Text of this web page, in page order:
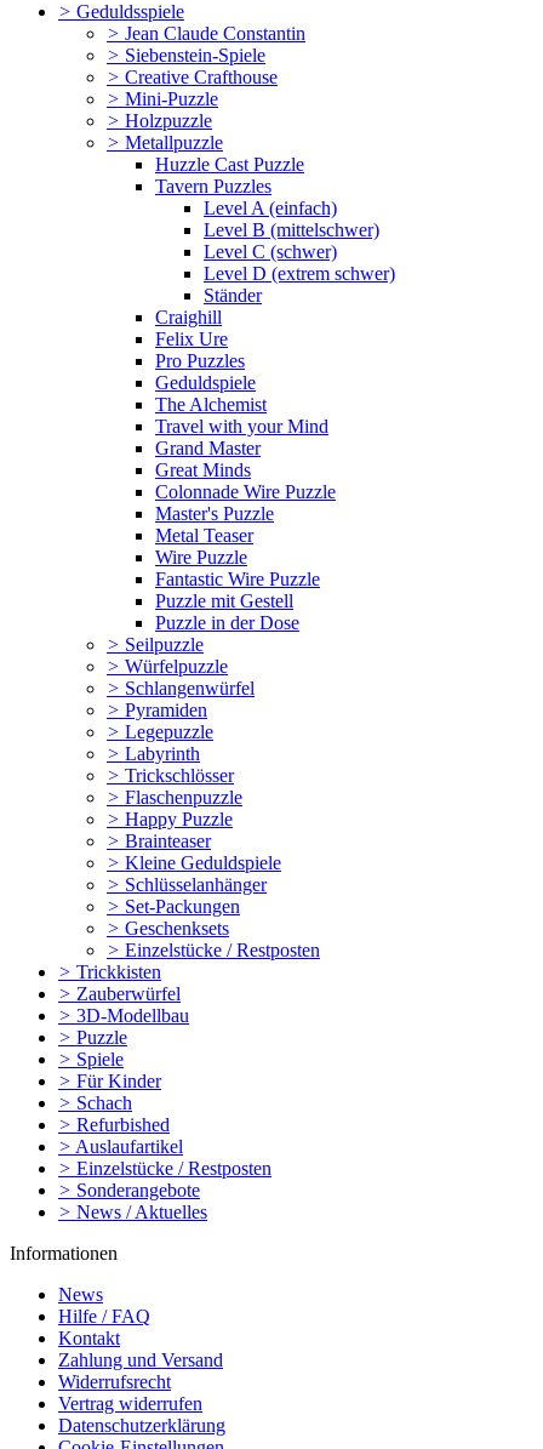
> Geduldsspiele
> Jean Claude Constantin
> Siebenstein-Spiele
> Creative Crafthouse
> Mini-Puzzle
> Holzpuzzle
> Metallpuzzle
Huzzle Cast Puzzle
Tavern Puzzles
Level A (einfach)
Level B (mittelschwer)
Level C (schwer)
Level D (extrem schwer)
Ständer
Craighill
Felix Ure
Pro Puzzles
Geduldspiele
The Alchemist
Travel with your Mind
Grand Master
Great Minds
Colonnade Wire Puzzle
Master's Puzzle
Metal Teaser
Wire Puzzle
Fantastic Wire Puzzle
Puzzle mit Gestell
Puzzle in der Dose
> Seilpuzzle
> Würfelpuzzle
> Schlangenwürfel
> Pyramiden
> Legepuzzle
> Labyrinth
> Trickschlösser
> Flaschenpuzzle
> Happy Puzzle
> Brainteaser
> Kleine Geduldspiele
> Schlüsselanhänger
> Set-Packungen
> Geschenksets
> Einzelstücke / Restposten
> Trickkisten
> Zauberwürfel
> 3D-Modellbau
> Puzzle
> Spiele
> Für Kinder
> Schach
> Refurbished
> Auslaufartikel
> Einzelstücke / Restposten
> Sonderangebote
> News / Aktuelles
Informationen
News
Hilfe / FAQ
Kontakt
Zahlung und Versand
Widerrufsrecht
Vertrag widerrufen
Datenschutzerklärung